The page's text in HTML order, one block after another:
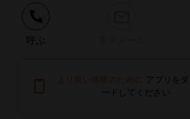
呼ぶ
問題を報告する
アプリをダ
ードしてください